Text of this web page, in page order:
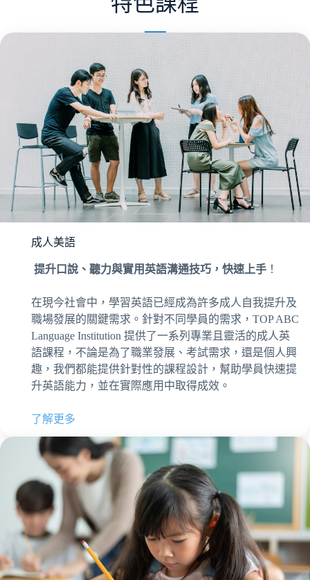
成人美語
提升口說、聽力與實用英語溝通技巧，快速上手 ！
在現今社會中，學習英語已經成為許多成人自我提升及
職場發展的關鍵需求。針對不同學員的需求，TOP ABC
Language Institution 提供了一系列專業且靈活的成人英
語課程，不論是為了職業發展、考試需求，還是個人興
趣，我們都能提供針對性的課程設計，幫助學員快速提
升英語能力，並在實際應用中取得成效。
了解更多